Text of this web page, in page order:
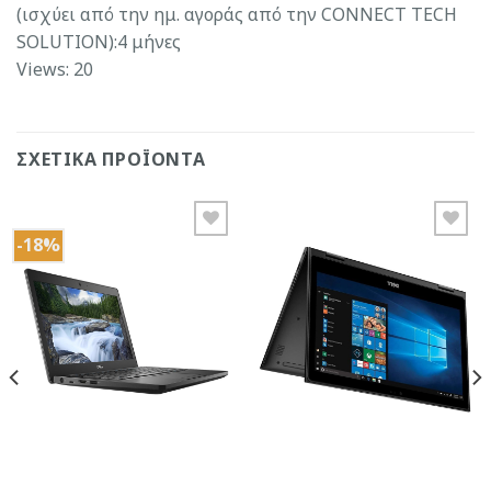
(ισχύει από την ημ. αγοράς από την CONNECT TECH
SOLUTION):4 μήνες
Views: 20
ΣΧΕΤΙΚΆ ΠΡΟΪΌΝΤΑ
-18%
Add to
Wishlist